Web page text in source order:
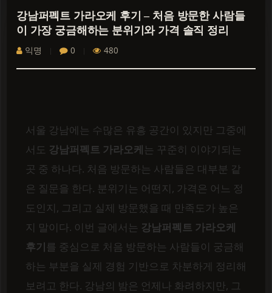
강남퍼펙트 가라오케 후기 – 처음 방문한 사람들
이 가장 궁금해하는 분위기와 가격 솔직 정리
익명 0 480
서울 강남에는 수많은 유흥 공간이 있지만 그중에
서도 강남퍼펙트 가라오케는 꾸준히 이야기되는
곳 중 하나다. 처음 방문하는 사람들은 대부분 같
은 질문을 한다. 분위기는 어떤지, 가격은 어느 정
도인지, 그리고 실제 방문했을 때 만족도가 높은
지 말이다. 이번 글에서는 강남퍼펙트 가라오케
후기 를 중심으로 처음 방문하는 사람들이 궁금해
하는 부분을 실제 경험 기반으로 차분하게 정리해
보려고 한다. 강남의 밤은 언제나 화려하지만, 그